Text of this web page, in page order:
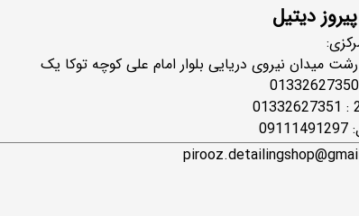
دیتیل
میدان نیروی دریایی بلوار امام علی کوچه توکا یک